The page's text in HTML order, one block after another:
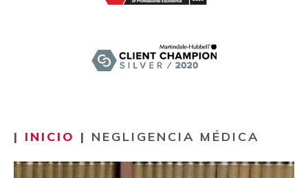
| INICIO | NEGLIGENCIA MÉDICA